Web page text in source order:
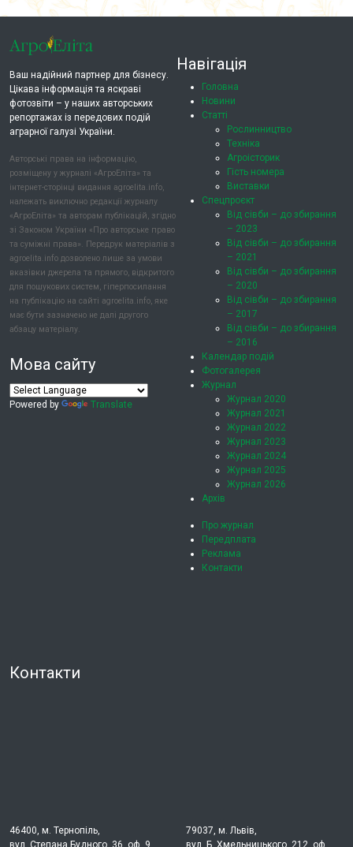
Ваш надійний партнер для бізнесу.
Цікава інформація та яскраві
фотозвіти – у наших авторських
репортажах із передових подій
аграрної галузі України.
Авторські права на інформацію,
розміщену у журналі «АгроЕліта» та
інтернет-сторінці видання agroelita.info,
належать виключно редакції журналу
«АгроЕліта» та авторам публікацій, згідно
зі Законом України «Про авторське право
та суміжні права». Передрук матеріалів з
agroelita.info дозволено лише за умови
вказівки джерела та прямого, відкритого
для пошукових систем, гіперпосилання
на публікацію на сайті agroelita.info, яке
має бути зазначено не далі другого
абзацу матеріалу.
Мова сайту
Powered by Translate
Навігація
Головна
Новини
Статті
Рослинництво
Техніка
Агроісторик
Гість номера
Виставки
Спецпроєкт
Від сівби – до збирання
– 2023
Від сівби – до збирання
– 2021
Від сівби – до збирання
– 2020
Від сівби – до збирання
– 2017
Від сівби – до збирання
– 2016
Календар подій
Фотогалерея
Журнал
Журнал 2020
Журнал 2021
Журнал 2022
Журнал 2023
Журнал 2024
Журнал 2025
Журнал 2026
Архів
Про журнал
Передплата
Реклама
Контакти
Контакти
46400, м. Тернопіль,
вул. Степана Будного, 36, оф. 9
79037, м. Львів,
вул. Б. Хмельницького, 212, оф.